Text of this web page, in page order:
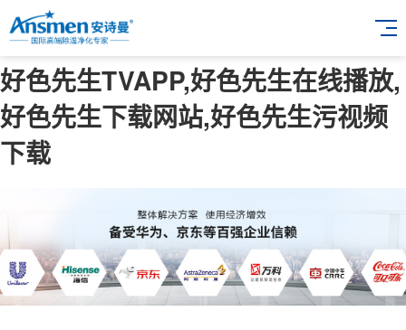
好色先生TVAPP,好色先生在线播放,
好色先生下载网站,好色先生污视频
下载